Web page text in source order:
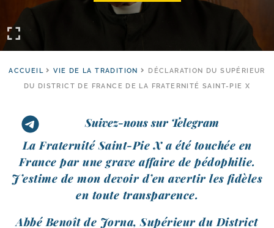
ACCUEIL VIE DE LA TRADITION
DÉCLARATION DU SUPÉRIEUR
DU DISTRICT DE FRANCE DE LA FRATERNITÉ SAINT-PIE X
Suivez-nous sur Telegram
La Fraternité Saint-​Pie X a été tou­chée en
France par une grave affaire de pédo­phi­lie.
J’estime de mon devoir d’en aver­tir les fidèles
en toute transparence.
Abbé Benoît de Jorna, Supérieur du District